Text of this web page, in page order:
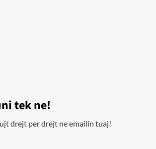
tek ne!
drejt per drejt ne emailin tuaj!